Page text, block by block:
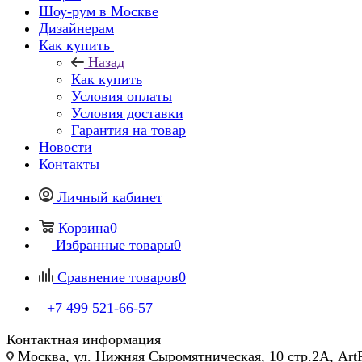
Шоу-рум в Москве
Дизайнерам
Как купить
Назад
Как купить
Условия оплаты
Условия доставки
Гарантия на товар
Новости
Контакты
Личный кабинет
Корзина0
Избранные товары0
Сравнение товаров0
+7 499 521-66-57
Контактная информация
Москва, ул. Нижняя Сыромятническая, 10 стр.2А,